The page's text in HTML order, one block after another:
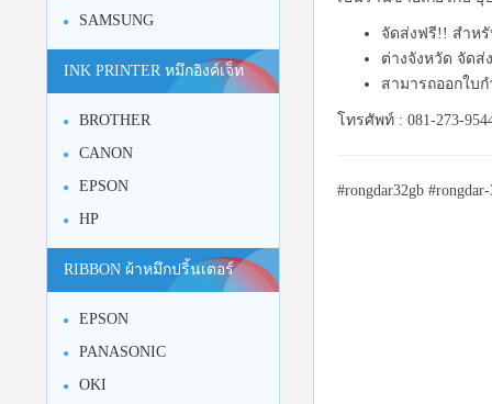
จัดส่งฟรี!! สำห
ต่างจังหวัด จัดส่
สามารถออกใบ
โทรศัพท์ : 081-273-
#rongdar32gb
SAMSUNG
INK PRINTER หมึกอิงค์เจ็ท
BROTHER
CANON
EPSON
HP
RIBBON ผ้าหมึกปริ้นเตอร์
EPSON
PANASONIC
OKI